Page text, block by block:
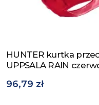
Zobacz produkt
HUNTER kurtka
UPPSALA RAIN
96,79 zł